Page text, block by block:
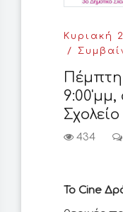
Κυριακή
Πέμπτη
9:00'μμ,
Σχολείο
434
Το Cine